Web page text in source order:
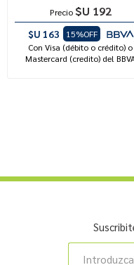
Precio $U 192
$U 163
15%OFF
Con Visa (débito o crédito) o
Mastercard (credito) del